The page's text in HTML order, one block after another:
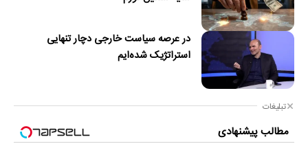
در عرصه سیاست خارجی دچار تنهایی
استراتژیک شده‌ایم
تبلیغات
مطالب پیشنهادی